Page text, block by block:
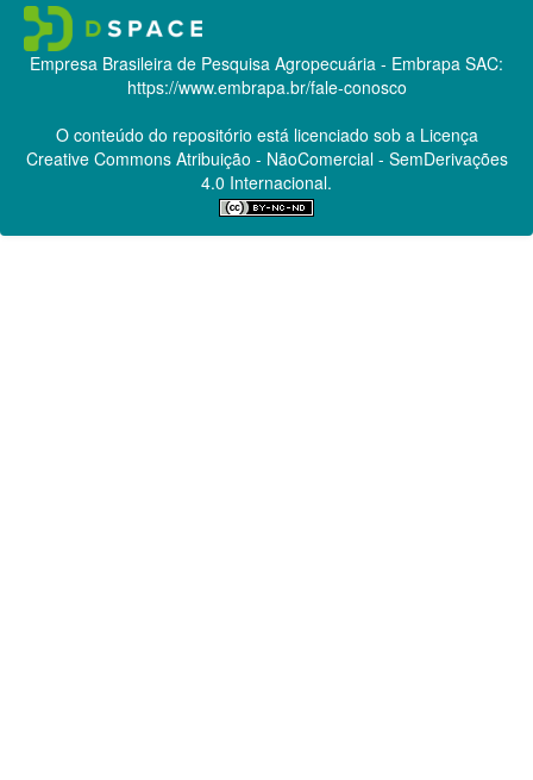
Empresa Brasileira de Pesquisa Agropecuária - Embrapa SAC:
https://www.embrapa.br/fale-conosco
O conteúdo do repositório está licenciado sob a Licença
Creative CommonsAtribuição - NãoComercial - SemDerivações
4.0 Internacional.